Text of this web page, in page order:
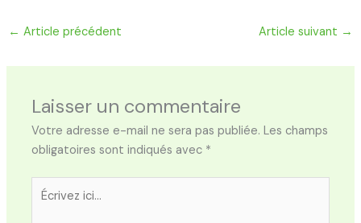
← Article précédent Article suivant →
Laisser un commentaire
Votre adresse e-mail ne sera pas publiée. Les champs
obligatoires sont indiqués avec *
Écrivez